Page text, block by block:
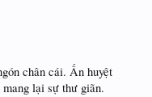
chân cái. Ấn huyệt
lại sự thư giãn.